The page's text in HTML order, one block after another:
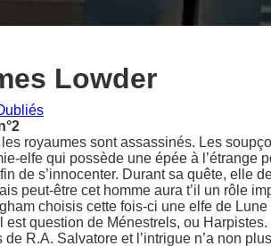
Lowder
royaumes sont assassinés. Les
elfe qui possède une épée à l’étrange
de s’innocenter. Durant sa quête, elle
peut-être cet homme aura t’il un rôle
choisis cette fois-ci une elfe de
question de Ménestrels, ou
R.A. Salvatore et l’intrigue n’a non